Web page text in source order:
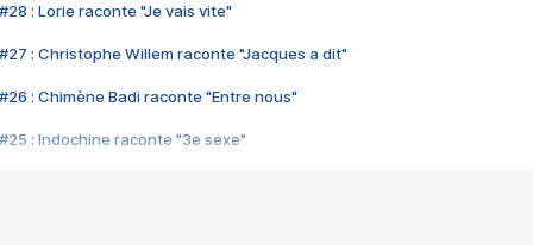
#28 : Lorie raconte "Je vais vite"
#27 : Christophe Willem raconte "Jacques a dit"
#26 : Chimène Badi raconte "Entre nous"
#25 : Indochine raconte "3e sexe"